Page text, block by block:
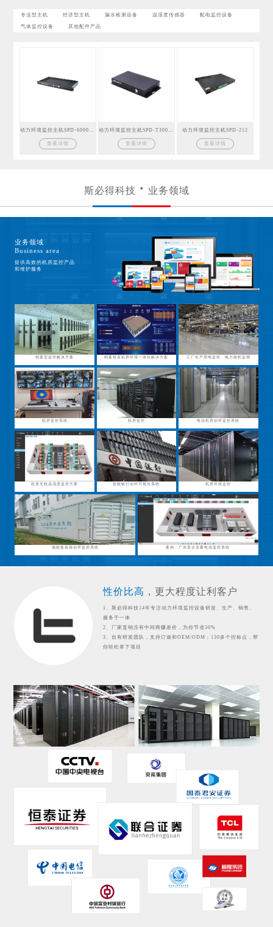
专业型主机 经济型主机 漏水检测设备 温湿度传感器 配电监控设备
气体监控设备 其他配件产品
查看详情 查看详情
动力环境监控主机SPD-212
查看详情
斯必得科技 业务领域
业务领域
Business area
提供高效的机房监控产品
和维护服务
档案室监控解决方案 档案馆及机房环境一体化解决方案 工厂生产用电监控、电力能耗监测
机房监控系统 机房监控 电信机房动环监控系统
机房无线温湿度监控方案 智能银行动环可视化系统 机房环境监控
储能集装箱动环监控系统 案例：广东某企业蓄电池监控系统
性价比高， 更大程度让利客户
1、斯必得科技14年专注动力环境监控设备研发、生产、销售、
服务于一体
2、厂家直销没有中间商赚差价，为你节省30%
3、自有研发团队，支持订做和OEM/ODM；130多个控标点，帮
你轻松拿下项目